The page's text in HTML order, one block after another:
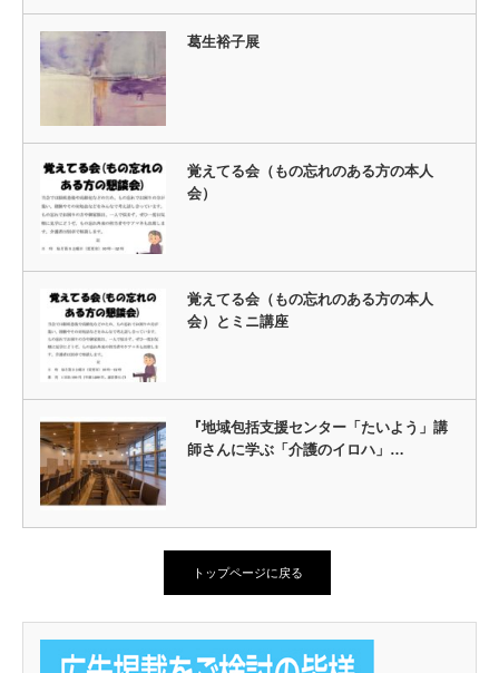
葛生裕子展
覚えてる会（もの忘れのある方の本人
会）
覚えてる会（もの忘れのある方の本人
会）とミニ講座
『地域包括支援センター「たいよう」講
師さんに学ぶ「介護のイロハ」…
トップページに戻る